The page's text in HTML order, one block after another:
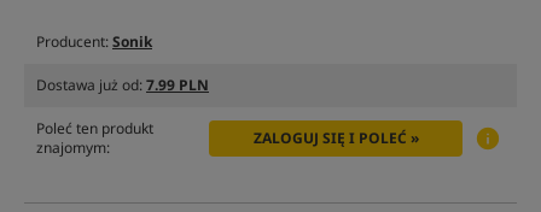
Producent:Sonik
Dostawa już od:7.99 PLN
Poleć ten produkt
znajomym:
ZALOGUJ SIĘ I POLEĆ »